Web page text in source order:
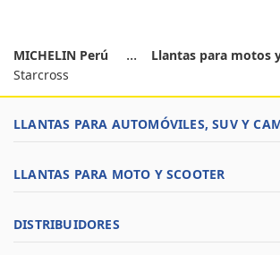
MICHELIN Perú
Llantas para motos
Starcross
LLANTAS PARA AUTOMÓVILES, SUV Y
LLANTAS PARA MOTO Y SCOOTER
DISTRIBUIDORES